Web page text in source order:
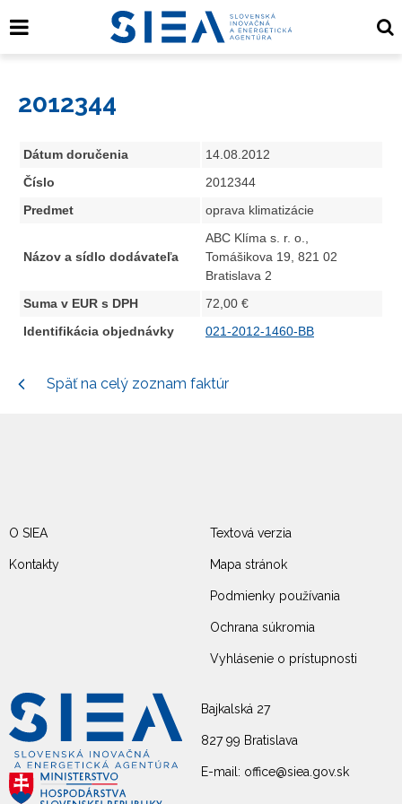
2012344
Dátum doručenia
14.08.2012
Číslo
2012344
Predmet
oprava klimatizácie
Názov a sídlo dodávateľa
ABC Klíma s. r. o.,
Tomášikova 19, 821 02
Bratislava 2
Suma v EUR s DPH
72,00 €
Identifikácia objednávky
021-2012-1460-BB
Späť na celý zoznam faktúr
Bajkalská 27
827 99 Bratislava
E-mail: office@siea.gov.sk
O SIEA
Kontakty
Textová verzia
Mapa stránok
Podmienky používania
Ochrana súkromia
Vyhlásenie o prístupnosti